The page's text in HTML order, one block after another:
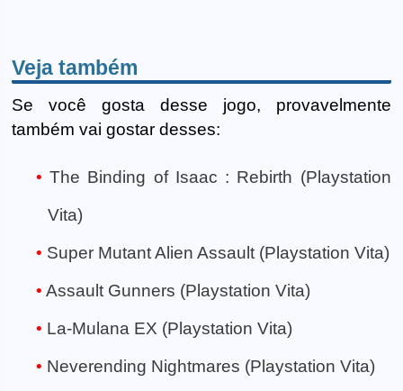
Veja também
Se você gosta desse jogo, provavelmente
também vai gostar desses:
The Binding of Isaac : Rebirth (Playstation
Vita)
Super Mutant Alien Assault (Playstation Vita)
Assault Gunners (Playstation Vita)
La-Mulana EX (Playstation Vita)
Neverending Nightmares (Playstation Vita)